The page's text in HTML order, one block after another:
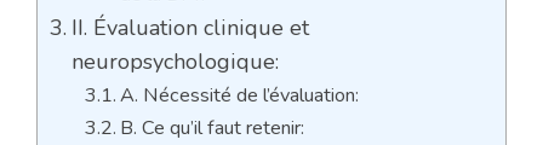
II. Évaluation clinique et
neuropsychologique:
A. Nécessité de l’évaluation:
B. Ce qu’il faut retenir: